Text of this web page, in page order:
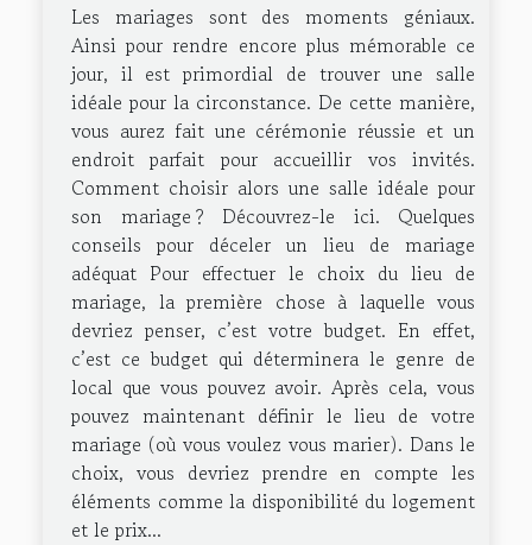
Les mariages sont des moments géniaux.
Ainsi pour rendre encore plus mémorable ce
jour, il est primordial de trouver une salle
idéale pour la circonstance. De cette manière,
vous aurez fait une cérémonie réussie et un
endroit parfait pour accueillir vos invités.
Comment choisir alors une salle idéale pour
son mariage ? Découvrez-le ici. Quelques
conseils pour déceler un lieu de mariage
adéquat Pour effectuer le choix du lieu de
mariage, la première chose à laquelle vous
devriez penser, c’est votre budget. En effet,
c’est ce budget qui déterminera le genre de
local que vous pouvez avoir. Après cela, vous
pouvez maintenant définir le lieu de votre
mariage (où vous voulez vous marier). Dans le
choix, vous devriez prendre en compte les
éléments comme la disponibilité du logement
et le prix...